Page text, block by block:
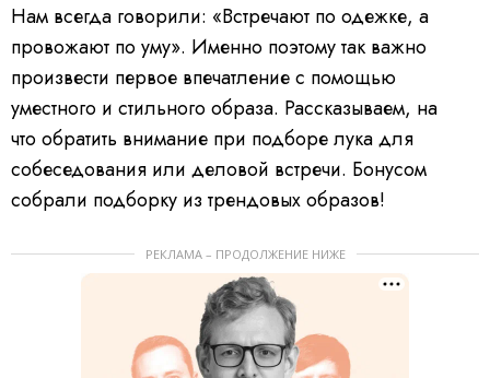
Нам всегда говорили: «Встречают по одежке, а
провожают по уму». Именно поэтому так важно
произвести первое впечатление с помощью
уместного и стильного образа. Рассказываем, на
что обратить внимание при подборе лука для
собеседования или деловой встречи. Бонусом
собрали подборку из трендовых образов!
РЕКЛАМА – ПРОДОЛЖЕНИЕ НИЖЕ